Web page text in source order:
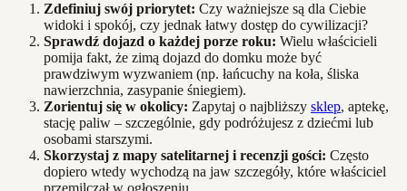
Zdefiniuj swój priorytet: Czy ważniejsze są dla Ciebie
widoki i spokój, czy jednak łatwy dostęp do cywilizacji?
Sprawdź dojazd o każdej porze roku: Wielu właścicieli
pomija fakt, że zimą dojazd do domku może być
prawdziwym wyzwaniem (np. łańcuchy na koła, śliska
nawierzchnia, zasypanie śniegiem).
Zorientuj się w okolicy: Zapytaj o najbliższy sklep, aptekę,
stację paliw – szczególnie, gdy podróżujesz z dziećmi lub
osobami starszymi.
Skorzystaj z mapy satelitarnej i recenzji gości: Często
dopiero wtedy wychodzą na jaw szczegóły, które właściciel